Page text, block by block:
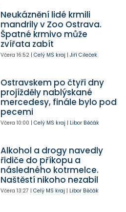
Neukáznění lidé krmili
mandrily v Zoo Ostrava.
Špatné krmivo může
zvířata zabít
Včera 16:52| Celý MS kraj | Jiří Cileček
Ostravskem po čtyři dny
projížděly nablýskané
mercedesy, finále bylo pod
pecemi
Včera 10:00 | Celý MS kraj | Libor Běčák
Alkohol a drogy navedly
řidiče do příkopu a
následného kotrmelce.
Naštěstí nikoho nezabil
Včera 13:27 | Celý MS kraj | Libor Běčák